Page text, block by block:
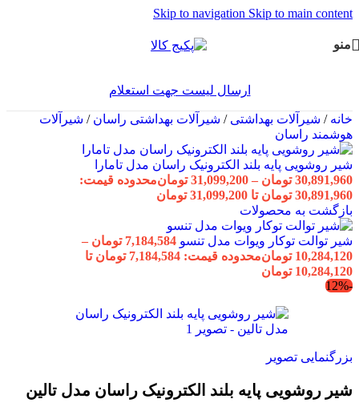
Skip to navigation Skip to main content
منو
ارسال لیست جهت استعلام
خانه/ شیرآلات بهداشتی/ شیرآلات بهداشتی راسان/ شیرآلات
هوشمند راسان
شیر روشویی پایه بلند الکترونیک راسان مدل تامارا
30,891,960 تومان –
31,099,200 تومانمحدوده قیمت:
30,891,960 تومان تا 31,099,200 تومان
بازگشت به محصولات
شیر توالت توکار ویوات مدل تنسو 7,184,584 تومان –
10,284,120 تومان
محدوده قیمت: 7,184,584 تومان تا
10,284,120 تومان
-12%
بزرگنمایی تصویر
شیر روشویی پایه بلند الکترونیک راسان مدل تالین